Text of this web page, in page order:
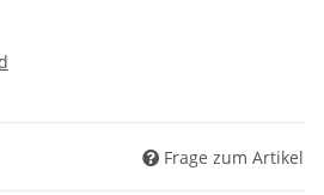
Frage zum Artikel